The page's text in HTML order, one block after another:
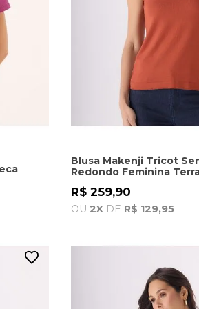
Blusa Makenji Tricot
Redondo Feminina
R$ 259,90
OU 2X DE R$ 129,95